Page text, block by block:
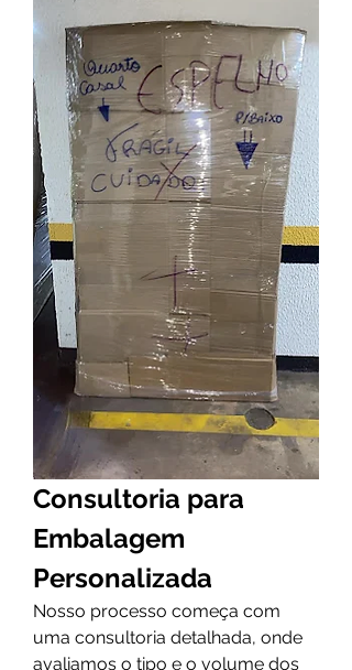
Consultoria para
Embalagem
Personalizada
Nosso processo começa com
uma consultoria detalhada, onde
avaliamos o tipo e o volume dos